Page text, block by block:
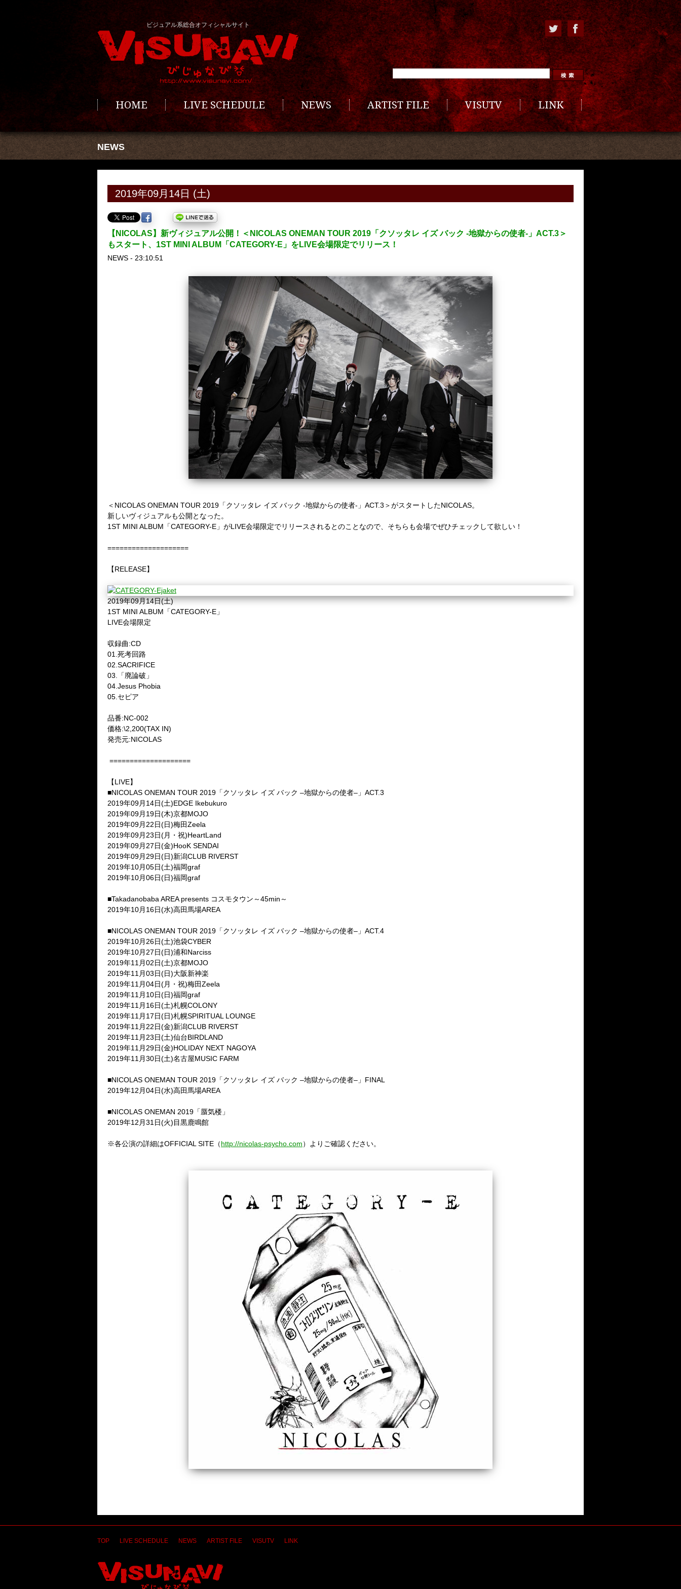
ビジュアル系総合オフィシャルサイト
HOME LIVE SCHEDULE NEWS ARTIST FILE VISUTV LINK
NEWS
2019年09月14日 (土)
【NICOLAS】新ヴィジュアル公開！＜NICOLAS ONEMAN TOUR 2019「クソッタレ イズ バック -地獄からの使者-」ACT.3＞
もスタート、1ST MINI ALBUM「CATEGORY-E」をLIVE会場限定でリリース！
NEWS - 23:10:51
＜NICOLAS ONEMAN TOUR 2019「クソッタレ イズ バック -地獄からの使者-」ACT.3＞がスタートしたNICOLAS。
新しいヴィジュアルも公開となった。
1ST MINI ALBUM「CATEGORY-E」がLIVE会場限定でリリースされるとのことなので、そちらも会場でぜひチェックして欲しい！
====================
【RELEASE】
2019年09月14日(土)
1ST MINI ALBUM 「CATEGORY-E 」
LIVE会場限定
収録曲:CD
01. 死考回路
02.SACRIFICE
03.
「廃論破」
04.Jesus Phobia
05. セピア
品番:NC-002
価格:\2,200(TAX IN)
発売元:NICOLAS
====================
【LIVE】
■NICOLAS ONEMAN TOUR 2019 「クソッタレ イズ バック –地獄からの使者– 」 ACT.3
2019年09月 14日(土)EDGE Ikebukuro
2019年09月 19日(木)京都MOJO
2019年09月 22日(日)梅田Zeela
2019年09月 23日(月・祝)HeartLand
2019年09月 27日(金)HooK SENDAI
2019年09月 29日(日)新潟CLUB RIVERST
2019年10月05日(土)福岡graf
2019年10月06日(日)福岡graf
■Takadanobaba AREA presents コスモタウン～45min ～
2019年10月 16日(水)高田馬場AREA
■NICOLAS ONEMAN TOUR 2019 「クソッタレ イズ バック –地獄からの使者– 」 ACT.4
2019年10月 26日(土)池袋CYBER
2019年10月 27日(日)浦和Narciss
2019年11 月02日(土)京都MOJO
2019年11 月03日(日)大阪新神楽
2019年11 月04日(月・祝)梅田Zeela
2019年11 月 10日(日)福岡graf
2019年11 月 16日(土)札幌COLONY
2019年11 月 17日(日)札幌SPIRITUAL LOUNGE
2019年11 月 22日(金)新潟CLUB RIVERST
2019年11 月 23日(土)仙台BIRDLAND
2019年11 月 29日(金)HOLIDAY NEXT NAGOYA
2019年11 月30日(土)名古屋MUSIC FARM
■NICOLAS ONEMAN TOUR 2019 「クソッタレ イズ バック –地獄からの使者– 」 FINAL
2019年12 月04日(水)高田馬場AREA
■NICOLAS ONEMAN 2019 「蜃気楼」
2019年12 月31 日(火)目黒鹿鳴館
※各公演の詳細はOFFICIAL SITE （http://nicolas-psycho.com）よりご確認ください。
TOP LIVE SCHEDULE NEWS ARTIST FILE VISUTV LINK